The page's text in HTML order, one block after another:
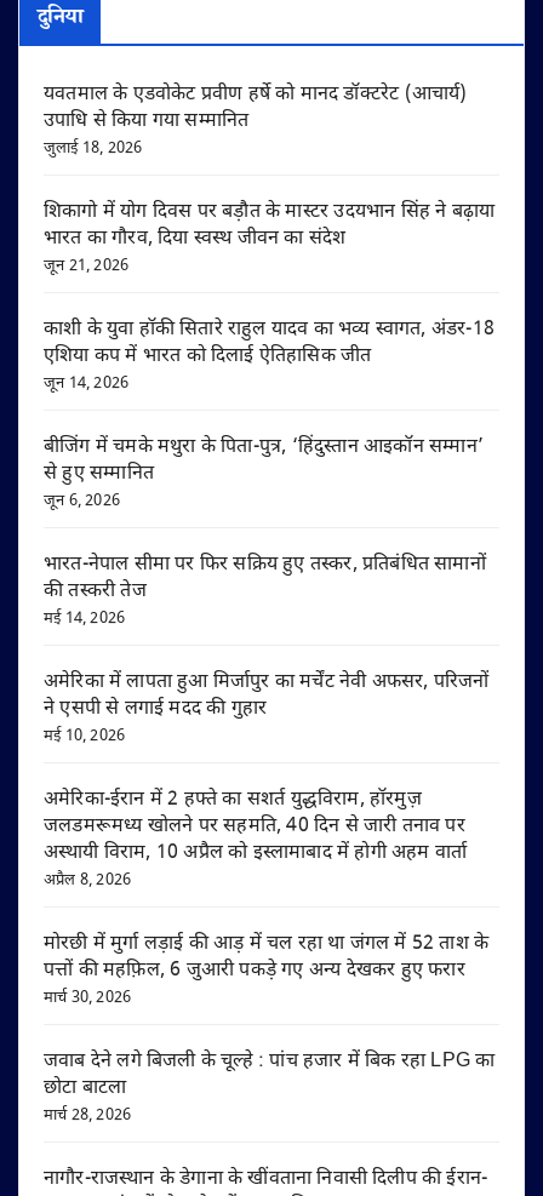
दुनिया
यवतमाल के एडवोकेट प्रवीण हर्षे को मानद डॉक्टरेट (आचार्य)
उपाधि से किया गया सम्मानित
जुलाई 18, 2026
शिकागो में योग दिवस पर बड़ौत के मास्टर उदयभान सिंह ने बढ़ाया
भारत का गौरव, दिया स्वस्थ जीवन का संदेश
जून 21, 2026
काशी के युवा हॉकी सितारे राहुल यादव का भव्य स्वागत, अंडर-18
एशिया कप में भारत को दिलाई ऐतिहासिक जीत
जून 14, 2026
बीजिंग में चमके मथुरा के पिता-पुत्र, ‘हिंदुस्तान आइकॉन सम्मान’
से हुए सम्मानित
जून 6, 2026
भारत-नेपाल सीमा पर फिर सक्रिय हुए तस्कर, प्रतिबंधित सामानों
की तस्करी तेज
मई 14, 2026
अमेरिका में लापता हुआ मिर्जापुर का मर्चेंट नेवी अफसर, परिजनों
ने एसपी से लगाई मदद की गुहार
मई 10, 2026
अमेरिका-ईरान में 2 हफ्ते का सशर्त युद्धविराम, हॉरमुज़
जलडमरूमध्य खोलने पर सहमति, 40 दिन से जारी तनाव पर
अस्थायी विराम, 10 अप्रैल को इस्लामाबाद में होगी अहम वार्ता
अप्रैल 8, 2026
मोरछी में मुर्गा लड़ाई की आड़ में चल रहा था जंगल में 52 ताश के
पत्तों की महफ़िल, 6 जुआरी पकड़े गए अन्य देखकर हुए फरार
मार्च 30, 2026
जवाब देने लगे बिजली के चूल्हे : पांच हजार में बिक रहा LPG का
छोटा बाटला
मार्च 28, 2026
नागौर-राजस्थान के डेगाना के खींवताना निवासी दिलीप की ईरान-